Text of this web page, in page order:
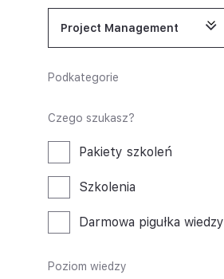
Project Management
Podkategorie
Czego szukasz?
Pakiety szkoleń
Szkolenia
Darmowa pigułka wiedzy
Poziom wiedzy